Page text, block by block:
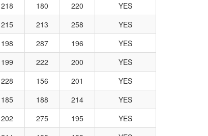
218 180 220
YES
215 213 258
YES
198 287 196
YES
199 222 200
YES
228 156 201
YES
185 188 214
YES
202 275 195
YES